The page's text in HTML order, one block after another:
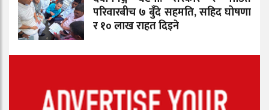
परिवारबीच ७ बुँदे सहमति, सहिद घोषणा
र १० लाख राहत दिइने